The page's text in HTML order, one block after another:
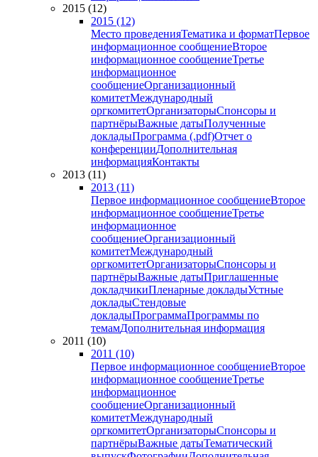
2015 (12)
2015 (12)
Место проведенияТематика и форматПервое
информационное сообщениеВторое
информационное сообщениеТретье
информационное
сообщениеОрганизационный
комитетМеждународный
оргкомитетОрганизаторыСпонсоры и
партнёрыВажные датыПолученные
докладыПрограмма (.pdf)Отчет о
конференцииДополнительная
информацияКонтакты
2013 (11)
2013 (11)
Первое информационное сообщениеВторое
информационное сообщениеТретье
информационное
сообщениеОрганизационный
комитетМеждународный
оргкомитетОрганизаторыСпонсоры и
партнёрыВажные датыПриглашенные
докладчикиПленарные докладыУстные
докладыСтендовые
докладыПрограммаПрограммы по
темамДополнительная информация
2011 (10)
2011 (10)
Первое информационное сообщениеВторое
информационное сообщениеТретье
информационное
сообщениеОрганизационный
комитетМеждународный
оргкомитетОрганизаторыСпонсоры и
партнёрыВажные датыТематический